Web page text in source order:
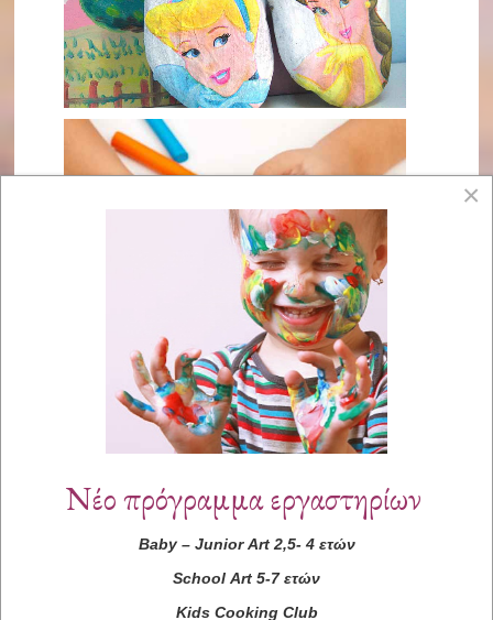
×
Νέο πρόγραμμα εργαστηρίων
Baby– Junior Art2,5- 4 ετών
School Art 5-7 ετών
Kids Cooking Club